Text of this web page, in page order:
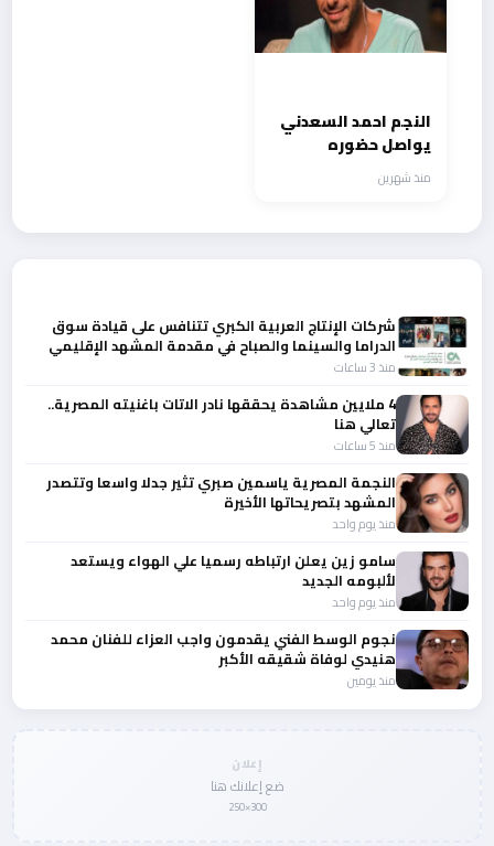
النجم احمد السعدني
يواصل حضوره
ونشاطه الفني
وينتظر الجواهرجي
منذ شهرين
شركات الإنتاج العربية الكبري تتنافس على قيادة سوق
الدراما والسينما والصباح في مقدمة المشهد الإقليمي
منذ 3 ساعات
4 ملايين مشاهدة يحققها نادر الاتات باغنيته المصرية..
تعالي هنا
منذ 5 ساعات
النجمة المصرية ياسمين صبري تثير جدلا واسعا وتتصدر
المشهد بتصريحاتها الأخيرة
منذ يوم واحد
سامو زين يعلن ارتباطه رسميا علي الهواء ويستعد
لألبومه الجديد
منذ يوم واحد
نجوم الوسط الفني يقدمون واجب العزاء للفنان محمد
هنيدي لوفاة شقيقه الأكبر
منذ يومين
إعلان
ضع إعلانك هنا
300×250